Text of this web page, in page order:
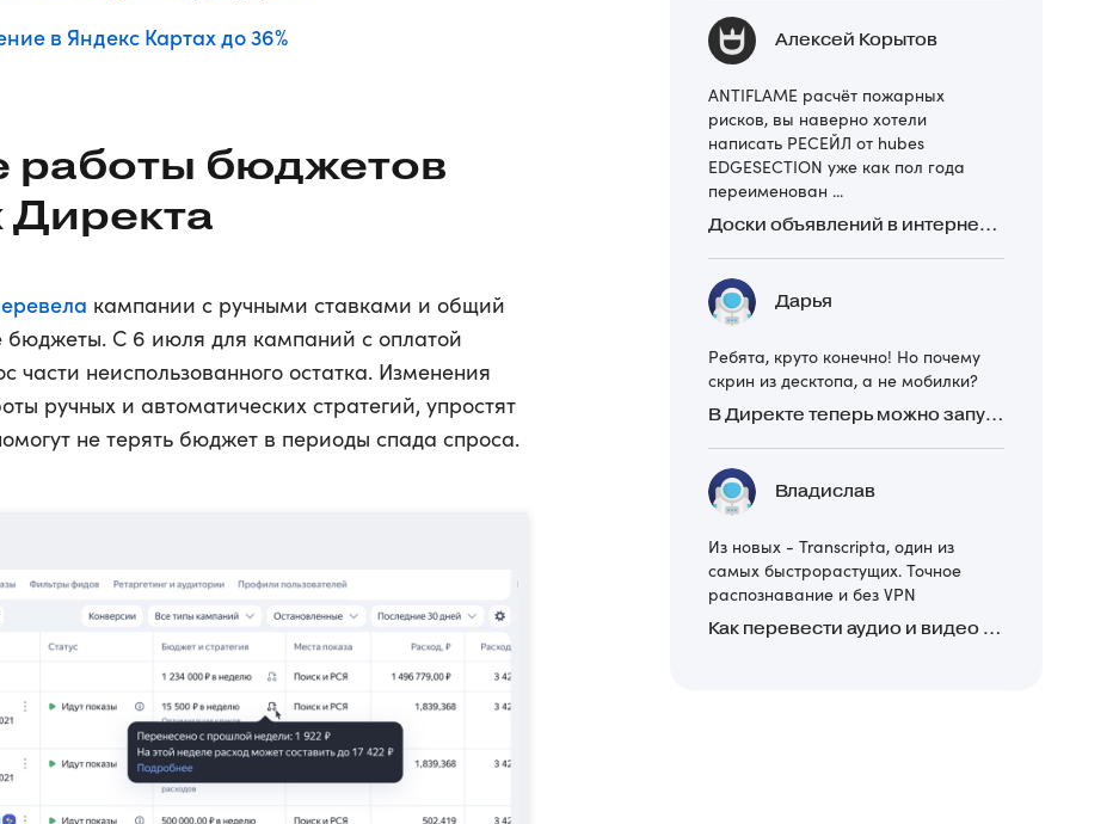
в Яндекс Картах до 36%
работы бюджетов
Директа
кампании с ручными ставками и общий
бюджеты. С 6 июля для кампаний с оплатой
части неиспользованного остатка. Изменения
ручных и автоматических стратегий, упростят
не терять бюджет в периоды спада спроса.
Алексей Корытов
ANTIFLAME расчёт пожарных
рисков, вы наверно хотели
написать РЕСЕЙЛ от hubes
EDGESECTION уже как пол года
переименован ...
Доски объявлений в интернете: какие лучше и безопаснее? Сравниваем 5 популярных
Дарья
Ребята, круто конечно! Но почему
скрин из десктопа, а не мобилки?
В Директе теперь можно запускать Премиум-билборд для мобильных устройств
Владислав
Из новых - Transcripta, один из
самых быстрорастущих. Точное
распознавание и без VPN
Как перевести аудио и видео в текст: обзор 24 нейросетей, программ и сервисов для транскрибации